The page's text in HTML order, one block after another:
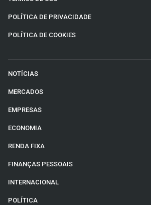
POLÍTICA DE PRIVACIDADE
POLÍTICA DE COOKIES
NOTÍCIAS
MERCADOS
EMPRESAS
ECONOMIA
RENDA FIXA
FINANÇAS PESSOAIS
INTERNACIONAL
POLÍTICA